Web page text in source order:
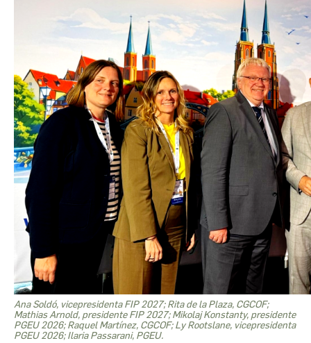
Ana Soldó, vicepresidenta FIP 2027; Rita de la Plaza, CGCOF;
Mathias Arnold, presidente FIP 2027; Mikolaj Konstanty, presidente
PGEU 2026; Raquel Martínez, CGCOF; Ly Rootslane, vicepresidenta
PGEU 2026; Ilaria Passarani, PGEU.